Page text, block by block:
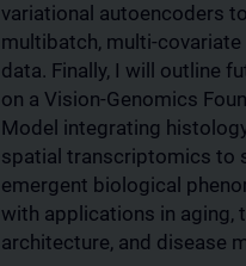
variational autoencoders
multibatch, multi-covariate
data. Finally, I will outline
on a Vision-Genomics
Model integrating
spatial transcriptomics to
emergent biological
with applications in aging,
architecture, and disease